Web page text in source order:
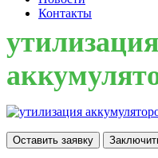
Контакты
утилизация
Оставить заявку